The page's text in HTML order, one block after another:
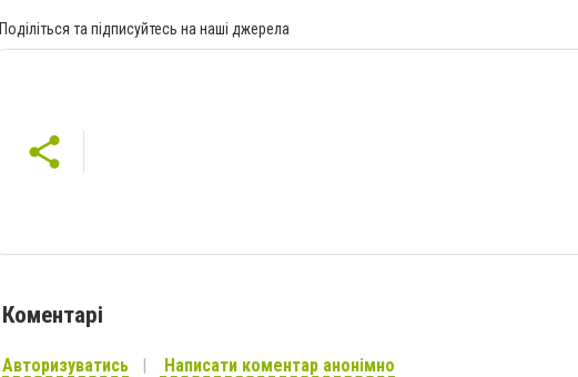
Поділіться та підписуйтесь на наші джерела
Коментарі
Авторизуватись Написати коментар анонімно